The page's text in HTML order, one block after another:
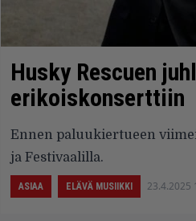
Husky Rescuen
erikoiskonserttiin
Ennen paluukiertueen
ja Festivaalilla.
ASIAA ELÄVÄ MUSIIKKI 23.4.2025